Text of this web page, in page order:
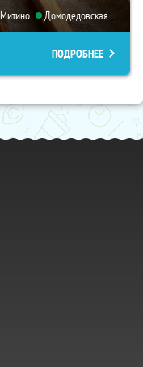
Митино Домодедовская
ПОДРОБНЕЕ